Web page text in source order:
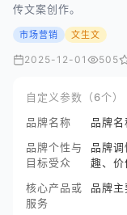
传文案创作。
市场营销 文生文
2025-12-01 505
自定义参数（6个）
品牌名称
品牌
品牌个性与
目标受众
品牌
趣、价
核心产品或
服务
品牌